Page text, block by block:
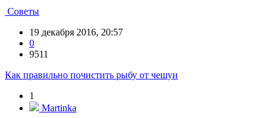
Советы
19 декабря 2016, 20:57
0
9511
Как правильно почистить рыбу от чешуи
1
Martinka